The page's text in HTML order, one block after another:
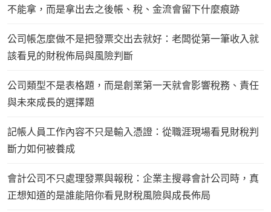
不能拿，而是拿出去之後帳、稅、金流會留下什麼痕跡
公司帳怎麼做不是把發票交出去就好：老闆從第一筆收入就
該看見的財稅佈局與風險判斷
公司類型不是表格題，而是創業第一天就會影響稅務、責任
與未來成長的選擇題
記帳人員工作內容不只是輸入憑證：從職涯現場看見財稅判
斷力如何被養成
會計公司不只處理發票與報稅：企業主搜尋會計公司時，真
正想知道的是誰能陪你看見財稅風險與成長佈局